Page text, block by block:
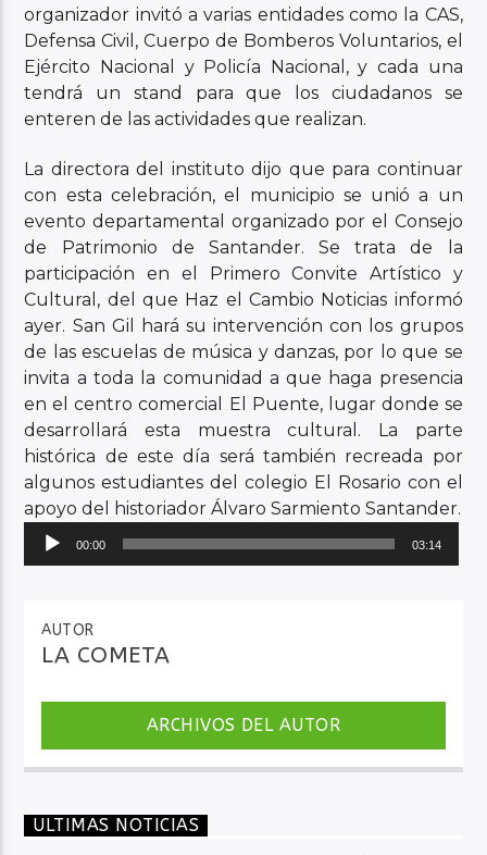
organizador invitó a varias entidades como la CAS,
Defensa Civil, Cuerpo de Bomberos Voluntarios, el
Ejército Nacional y Policía Nacional, y cada una
tendrá un stand para que los ciudadanos se
enteren de las actividades que realizan.
La directora del instituto dijo que para continuar
con esta celebración, el municipio se unió a un
evento departamental organizado por el Consejo
de Patrimonio de Santander. Se trata de la
participación en el Primero Convite Artístico y
Cultural, del que Haz el Cambio Noticias informó
ayer. San Gil hará su intervención con los grupos
de las escuelas de música y danzas, por lo que se
invita a toda la comunidad a que haga presencia
en el centro comercial El Puente, lugar donde se
desarrollará esta muestra cultural. La parte
histórica de este día será también recreada por
algunos estudiantes del colegio El Rosario con el
apoyo del historiador Álvaro Sarmiento Santander.
Reproductor
00:00 03:14
AUTOR
LA COMETA
ARCHIVOS DEL AUTOR
ULTIMAS NOTICIAS